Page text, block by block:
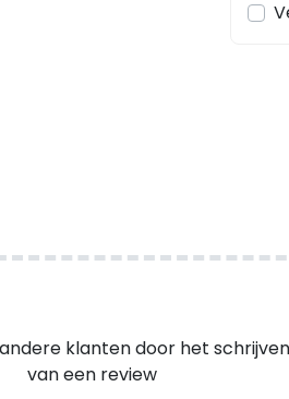
klanten door het schrijven
van een review